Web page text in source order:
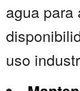
agua para
uso